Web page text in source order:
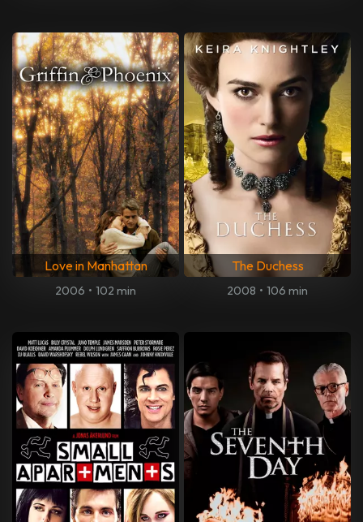
Love in Manhattan
2006 • 102 min
The Duchess
2008 • 106 min